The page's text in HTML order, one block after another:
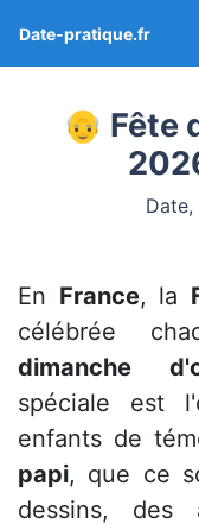
Date-pratique.fr
👴 Fête
En France, la
célébrée
dimanche
spéciale est
enfants de
papi, que ce
dessins, des